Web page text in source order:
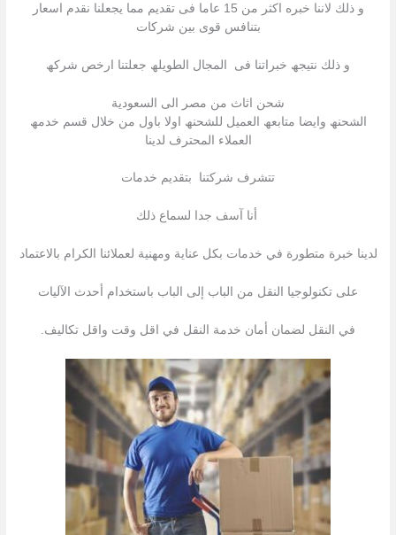
و ذلك لاننا خبره اكثر من 15 عاما فى تقدیم مما یجعلنا نقدم اسعار
بتنافس قوى بین شركات
و ذلك نتیجھ خبراتنا فى المجال الطویلھ جعلتنا ارخص شركھ
شحن اثاث من مصر الى السعودية
الشحنھ وایضا متابعھ العمیل للشحنھ اولا باول من خلال قسم خدمھ
العملاء المحترف لدینا
تتشرف شركتنا بتقدیم خدمات
أنا آسف جدا لسماع ذلك
لدينا خبرة متطورة في خدمات بكل عناية ومهنية لعملائنا الكرام بالاعتماد
على تكنولوجيا النقل من الباب إلى الباب باستخدام أحدث الآليات
في النقل لضمان أمان خدمة النقل في اقل وقت واقل تكاليف.